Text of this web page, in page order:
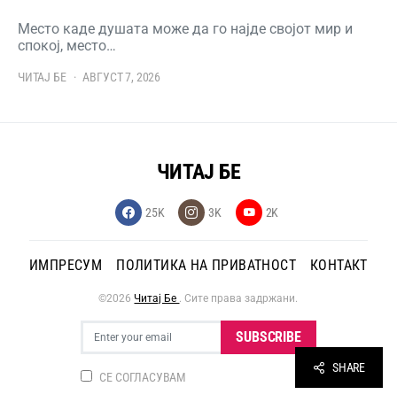
Место каде душата може да го најде својот мир и
спокој, место…
ЧИТАЈ БЕ АВГУСТ 7, 2026
SUBSCRIBE
СЕ СОГЛАСУВАМ
ЧИТАЈ БЕ
25K 3K 2K
ИМПРЕСУМ ПОЛИТИКА НА ПРИВАТНОСТ КОНТАКТ
©2026Читај Бе . Сите права задржани.
SHARE